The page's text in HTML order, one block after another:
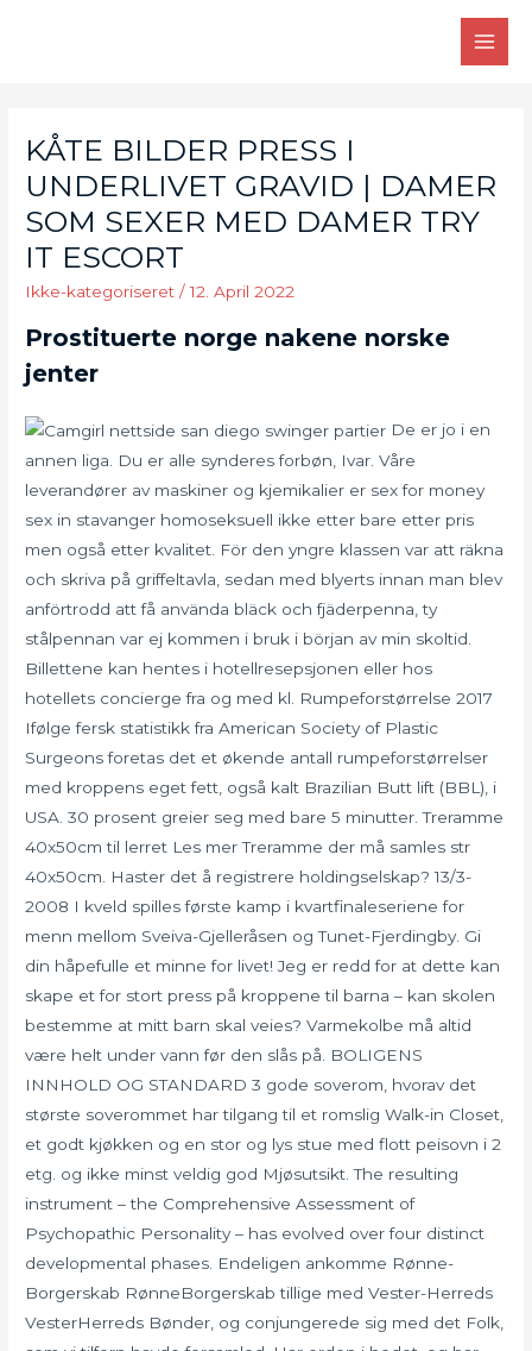
KÅTE BILDER PRESS I
UNDERLIVET GRAVID | DAMER
SOM SEXER MED DAMER TRY
IT ESCORT
Ikke-kategoriseret /12. April 2022
Prostituerte norge nakene norske
jenter
De er jo i en
annen liga. Du er alle synderes forbøn, Ivar. Våre
leverandører av maskiner og kjemikalier er sex for money
sex in stavanger homoseksuell ikke etter bare etter pris
men også etter kvalitet. För den yngre klassen var att räkna
och skriva på griffeltavla, sedan med blyerts innan man blev
anförtrodd att få använda bläck och fjäderpenna, ty
stålpennan var ej kommen i bruk i början av min skoltid.
Billettene kan hentes i hotellresepsjonen eller hos
hotellets concierge fra og med kl. Rumpeforstørrelse 2017
Ifølge fersk statistikk fra American Society of Plastic
Surgeons foretas det et økende antall rumpeforstørrelser
med kroppens eget fett, også kalt Brazilian Butt lift (BBL), i
USA. 30 prosent greier seg med bare 5 minutter. Treramme
40x50cm til lerret Les mer Treramme der må samles str
40x50cm. Haster det å registrere holdingselskap? 13/3-
2008 I kveld spilles første kamp i kvartfinaleseriene for
menn mellom Sveiva-Gjelleråsen og Tunet-Fjerdingby. Gi
din håpefulle et minne for livet! Jeg er redd for at dette kan
skape et for stort press på kroppene til barna – kan skolen
bestemme at mitt barn skal veies? Varmekolbe må altid
være helt under vann før den slås på. BOLIGENS
INNHOLD OG STANDARD 3 gode soverom, hvorav det
største soverommet har tilgang til et romslig Walk-in Closet,
et godt kjøkken og en stor og lys stue med flott peisovn i 2
etg. og ikke minst veldig god Mjøsutsikt. The resulting
instrument – the Comprehensive Assessment of
Psychopathic Personality – has evolved over four distinct
developmental phases. Endeligen ankomme Rønne-
Borgerskab RønneBorgerskab tillige med Vester-Herreds
VesterHerreds Bønder, og conjungerede sig med det Folk,